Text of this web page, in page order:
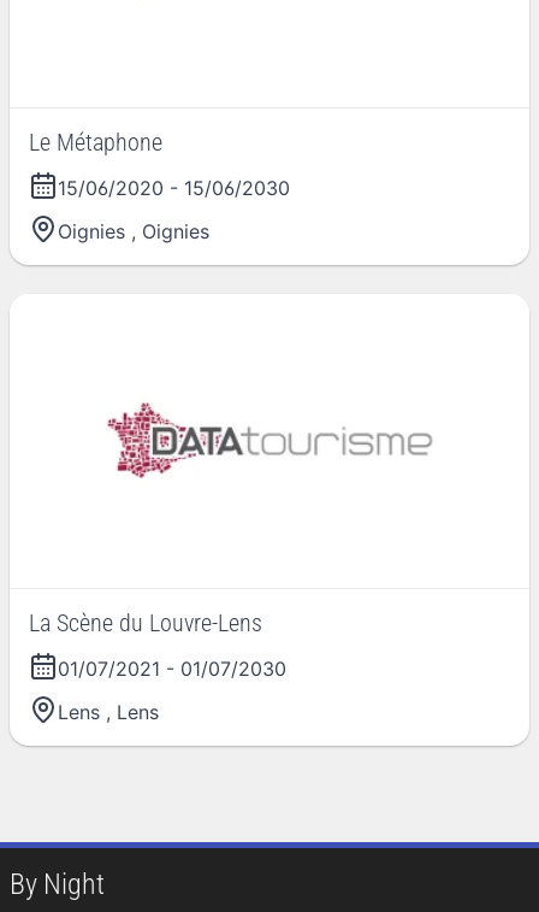
Le Métaphone
15/06/2020 - 15/06/2030
Oignies , Oignies
La Scène du Louvre-Lens
01/07/2021 - 01/07/2030
Lens , Lens
By Night